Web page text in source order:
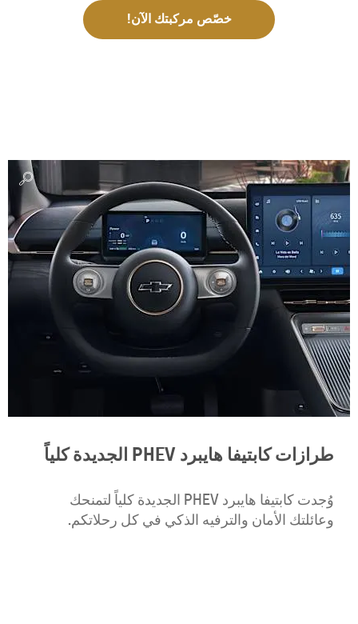
خصّص مركبتك الآن!
طرازات كابتيفا هايبرد PHEV الجديدة كلياً
وُجدت كابتيفا هايبرد PHEV الجديدة كلياً لتمنحك
وعائلتك الأمان والترفيه الذكي في كل رحلاتكم.